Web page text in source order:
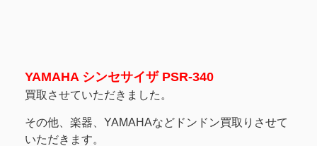
YAMAHA シンセサイザ PSR-340
買取させていただきました。
その他、楽器、YAMAHAなどドンドン買取りさせて
いただきます。